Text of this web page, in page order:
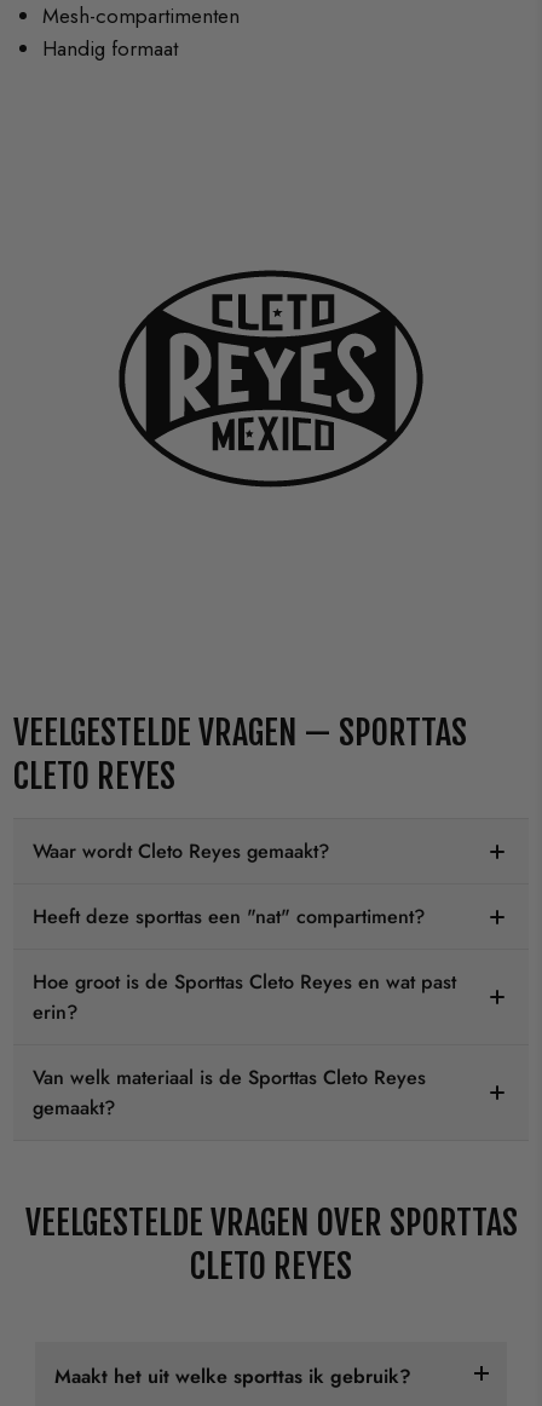
Mesh-compartimenten
Handig formaat
VEELGESTELDE VRAGEN — SPORTTAS
CLETO REYES
Waar wordt Cleto Reyes gemaakt?
Heeft deze sporttas een "nat" compartiment?
Hoe groot is de Sporttas Cleto Reyes en wat past
erin?
Van welk materiaal is de Sporttas Cleto Reyes
gemaakt?
VEELGESTELDE VRAGEN OVER SPORTTAS
CLETO REYES
Maakt het uit welke sporttas ik gebruik?